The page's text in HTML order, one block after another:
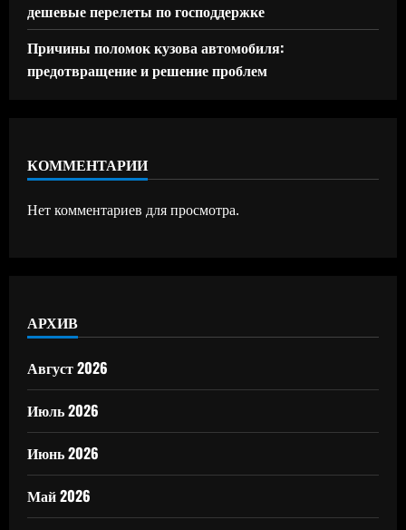
дешевые перелеты по господдержке
Причины поломок кузова автомобиля:
предотвращение и решение проблем
КОММЕНТАРИИ
Нет комментариев для просмотра.
АРХИВ
Август 2026
Июль 2026
Июнь 2026
Май 2026